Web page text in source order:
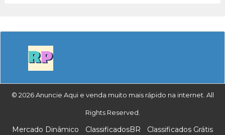
© 2026 Anuncie Aqui e venda muito mais rápido na internet. All
Rights Reserved.
Mercado Dinâmico ClassificadosBR
Classificados Grátis